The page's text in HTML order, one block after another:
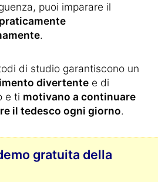
puoi imparare il
praticamente
.
di studio garantiscono un
divertente e di
e ti motivano a continuare
il tedesco ogni giorno.
gratuita della